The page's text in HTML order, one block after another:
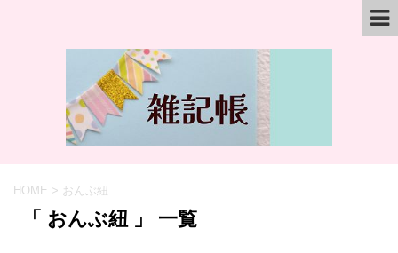
HOME > おんぶ紐
「 おんぶ紐 」 一覧